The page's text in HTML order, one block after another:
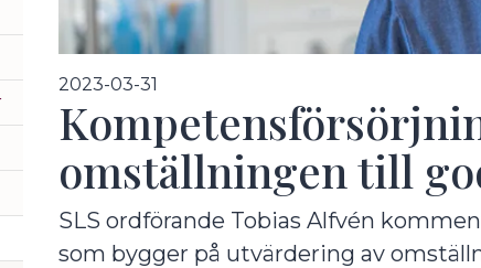
2023-03-31
omställningen till
SLS ordförande Tobias Alfvén
som bygger på utvärdering av